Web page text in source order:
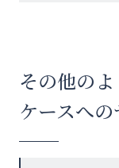
その他の
ケースへの